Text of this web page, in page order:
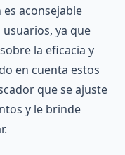
aconsejable
ya que
la eficacia y
en cuenta estos
que se ajuste
y le brinde